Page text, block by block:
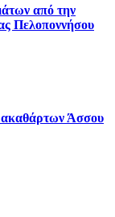
από την
Πελοποννήσου
ακαθάρτων Άσσου